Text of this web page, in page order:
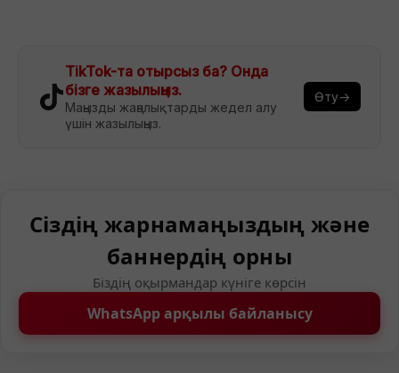
TikTok-та отырсыз ба? Онда
бізге жазылыңыз.
Маңызды жаңалықтарды жедел алу
үшін жазылыңыз.
Өту→
Сіздің жарнамаңыздың және
баннердің орны
Біздің оқырмандар күніге көрсін
WhatsApp арқылы байланысу